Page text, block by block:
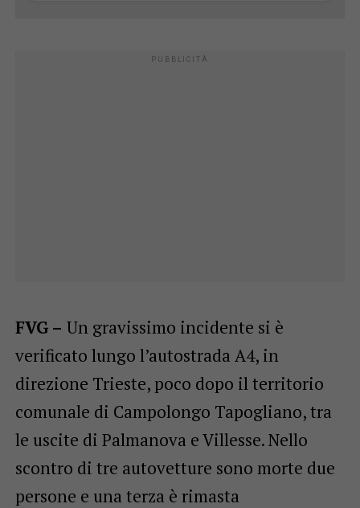
FVG – Un gravissimo incidente si è
verificato lungo l’autostrada A4, in
direzione Trieste, poco dopo il territorio
comunale di Campolongo Tapogliano, tra
le uscite di Palmanova e Villesse. Nello
scontro di tre autovetture sono morte due
persone e una terza è rimasta